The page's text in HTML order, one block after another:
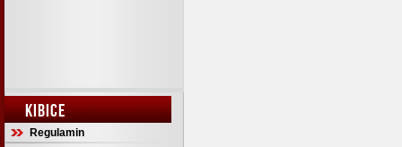
KIBICE
Regulamin